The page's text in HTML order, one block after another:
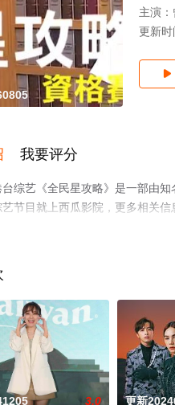
主演：
更新时

我要评分
综艺《全民星攻略》是一部由
节目就上西瓜影院，更多相关
3.0 更新